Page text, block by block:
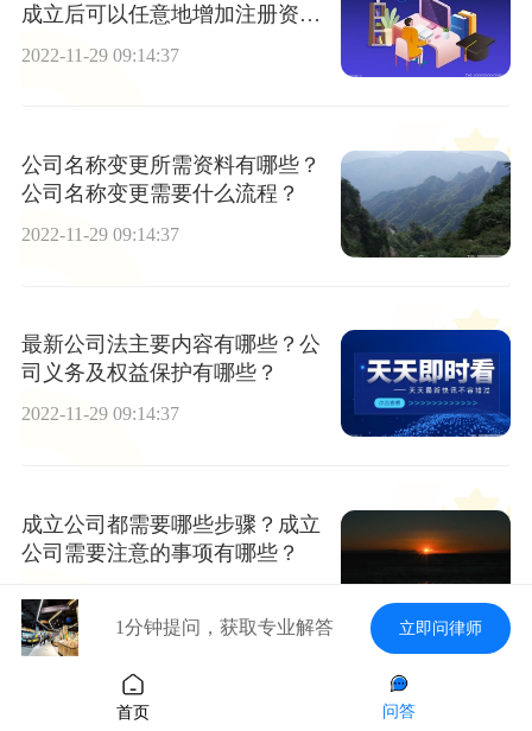
成立后可以任意地增加注册资本
2022-11-29 09:14:37
公司名称变更所需资料有哪些？
公司名称变更需要什么流程？
2022-11-29 09:14:37
最新公司法主要内容有哪些？公
司义务及权益保护有哪些？
2022-11-29 09:14:37
成立公司都需要哪些步骤？成立
公司需要注意的事项有哪些？
非上市公司实行股权激励可以
1分钟提问，获取专业解答 立即问律师
首页 问答